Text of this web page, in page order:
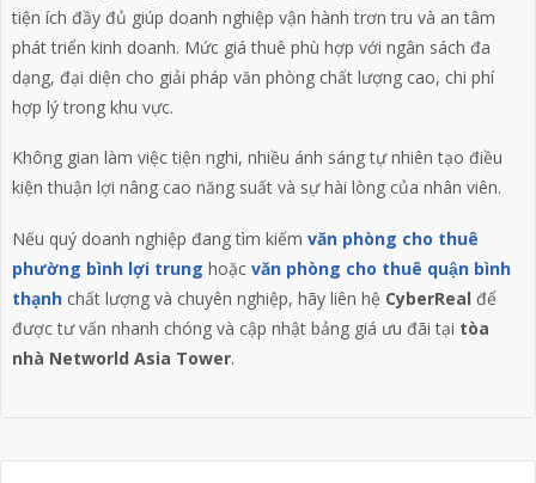
tiện ích đầy đủ giúp doanh nghiệp vận hành trơn tru và an tâm
phát triển kinh doanh. Mức giá thuê phù hợp với ngân sách đa
dạng, đại diện cho giải pháp văn phòng chất lượng cao, chi phí
hợp lý trong khu vực.
Không gian làm việc tiện nghi, nhiều ánh sáng tự nhiên tạo điều
kiện thuận lợi nâng cao năng suất và sự hài lòng của nhân viên.
Nếu quý doanh nghiệp đang tìm kiếm văn phòng cho thuê
phường bình lợi trung hoặc văn phòng cho thuê quận bình
thạnh chất lượng và chuyên nghiệp, hãy liên hệ CyberReal để
được tư vấn nhanh chóng và cập nhật bảng giá ưu đãi tại tòa
nhà Networld Asia Tower.